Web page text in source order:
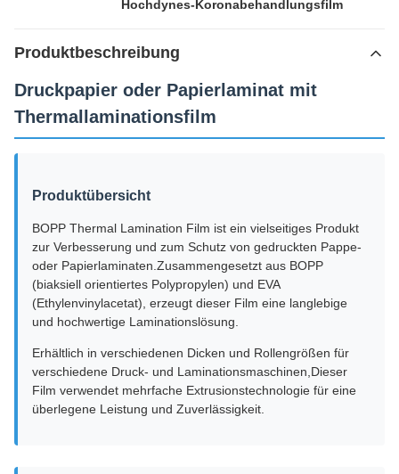
Hochdynes-Koronabehandlungsfilm
Produktbeschreibung
Druckpapier oder Papierlaminat mit
Thermallaminationsfilm
Produktübersicht
BOPP Thermal Lamination Film ist ein vielseitiges Produkt
zur Verbesserung und zum Schutz von gedruckten Pappe-
oder Papierlaminaten.Zusammengesetzt aus BOPP
(biaksiell orientiertes Polypropylen) und EVA
(Ethylenvinylacetat), erzeugt dieser Film eine langlebige
und hochwertige Laminationslösung.
Erhältlich in verschiedenen Dicken und Rollengrößen für
verschiedene Druck- und Laminationsmaschinen,Dieser
Film verwendet mehrfache Extrusionstechnologie für eine
überlegene Leistung und Zuverlässigkeit.